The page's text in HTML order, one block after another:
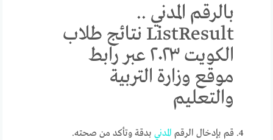
بالرقم المدني ..
ListResult نتائج طلاب
الكويت ٢٠٢٣ عبر رابط
موقع وزارة التربية
والتعليم
قم بإدخال الرقم المدني بدقة وتأكد من صحته.